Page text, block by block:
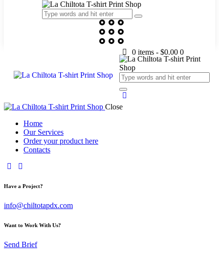
0 items - $0.00 0
Close
Home
Our Services
Order your product here
Contacts
Have a Project?
info@chiltotapdx.com
Want to Work With Us?
Send Brief